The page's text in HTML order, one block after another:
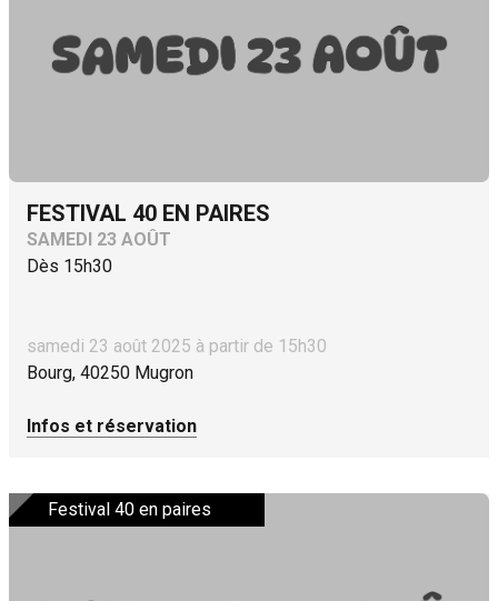
FESTIVAL 40 EN PAIRES
SAMEDI 23 AOÛT
Dès 15h30
samedi 23 août 2025 à partir de 15h30
Bourg, 40250 Mugron
Infos et réservation
Festival 40 en paires